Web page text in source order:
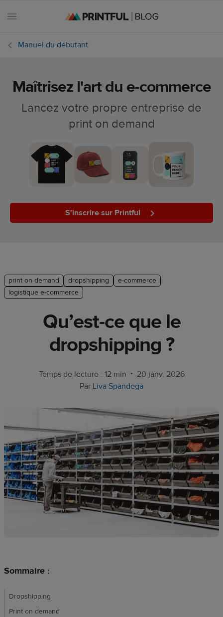
Toutes les
Dates e-
commerce
Manuel
avec
Création
de
design
Ressources
Manuel du débutant
Maîtrisez l'art du e-commerce
Lancez votre propre entreprise de
print on demand
S'inscrire sur Printful
print on demand dropshipping
e-commerce
logistique e-commerce
Qu’est-ce que le
dropshipping ?
Temps de lecture : 12 min • 20 janv. 2026
Par Liva Spandega
Sommaire :
Dropshipping
Print on demand